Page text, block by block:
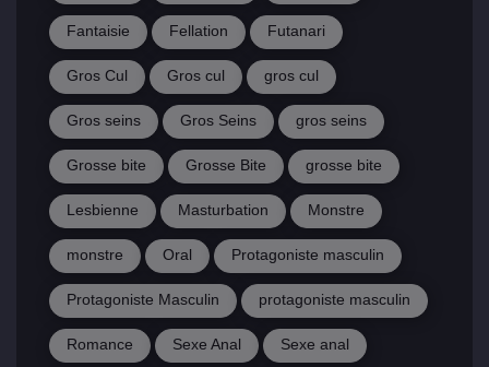
Fantaisie Fellation Futanari
Gros Cul Gros cul gros cul
Gros seins Gros Seins gros seins
Grosse bite Grosse Bite grosse bite
Lesbienne Masturbation Monstre
monstre Oral Protagoniste masculin
Protagoniste Masculin protagoniste masculin
Romance Sexe Anal Sexe anal